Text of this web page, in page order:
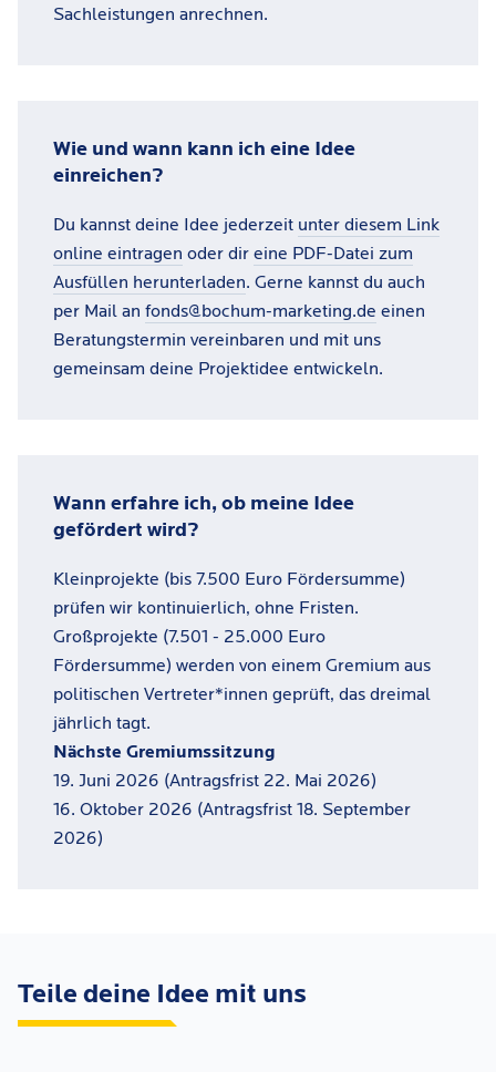
Sachleistungen anrechnen.
Wie und wann kann ich eine Idee
einreichen?
Du kannst deine Idee jederzeit unter diesem Link
online eintragen oder dir eine PDF-Datei zum
Ausfüllen herunterladen. Gerne kannst du auch
per Mail an fonds@bochum-marketing.de einen
Beratungstermin vereinbaren und mit uns
gemeinsam deine Projektidee entwickeln.
Wann erfahre ich, ob meine Idee
gefördert wird?
Kleinprojekte (bis 7.500 Euro Fördersumme)
prüfen wir kon­ti­nu­ier­lich, ohne Fristen.
Großprojekte (7.501 - 25.000 Euro
Fördersumme) werden von einem Gremium aus
politischen Vertreter*innen geprüft, das dreimal
jährlich tagt.
Nächste Gremiumssitzung
19. Juni 2026 (Antragsfrist 22. Mai 2026)
16. Oktober 2026 (Antragsfrist 18. September
2026)
Teile deine Idee mit uns